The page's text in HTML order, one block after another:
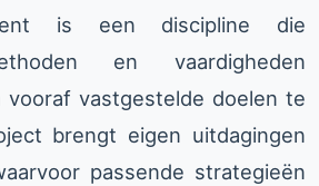
is een discipline die
en vaardigheden
vooraf vastgestelde doelen te
brengt eigen uitdagingen
passende strategieën